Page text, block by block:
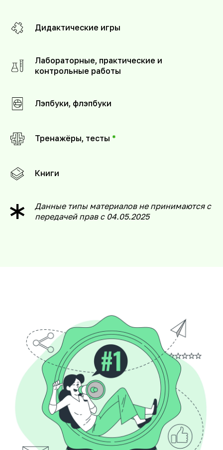
Дидактические игры
Лабораторные, практические и
контрольные работы
Лэпбуки, флэпбуки
Тренажёры, тесты *
Книги
Данные типы материалов не принимаются с
передачей прав с 04.05.2025